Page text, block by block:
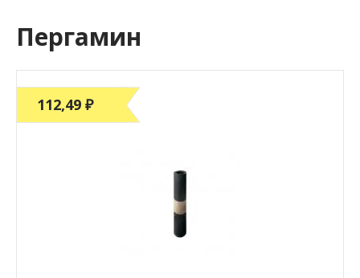
Пергамин
112,49 ₽